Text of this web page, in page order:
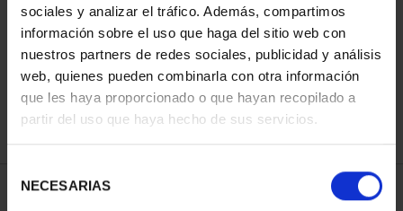
sociales y analizar el tráfico. Además, compartimos
información sobre el uso que haga del sitio web con
nuestros partners de redes sociales, publicidad y análisis
web, quienes pueden combinarla con otra información
que les haya proporcionado o que hayan recopilado a
partir del uso que haya hecho de sus servicios.
NECESARIAS
SORT BY:
REFINE
2 Products found